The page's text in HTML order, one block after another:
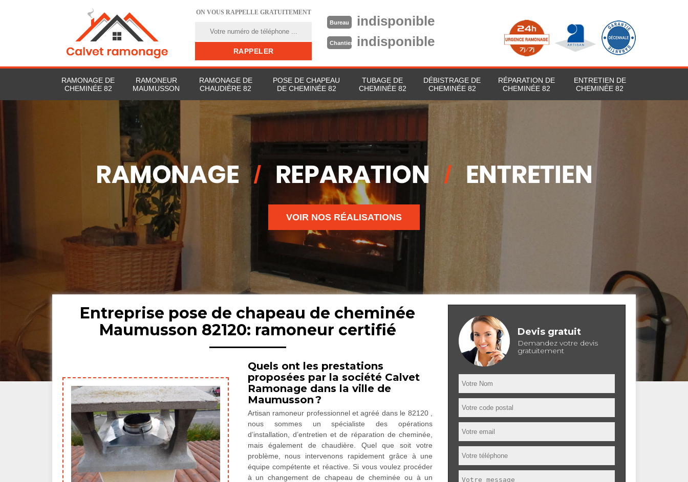
ON VOUS RAPPELLE GRATUITEMENT
Bureau indisponible
Chantier indisponible
RAMONAGE DE
CHEMINÉE 82
RAMONEUR
MAUMUSSON
RAMONAGE DE
CHAUDIÈRE 82
POSE DE CHAPEAU
DE CHEMINÉE 82
TUBAGE DE
CHEMINÉE 82
DÉBISTRAGE DE
CHEMINÉE 82
RÉPARATION DE
CHEMINÉE 82
ENTRETIEN DE
CHEMINÉE 82
VOIR NOS RÉALISATIONS
Entreprise pose de chapeau de cheminée
Maumusson 82120: ramoneur certifié
Quels ont les prestations
proposées par la société Calvet
Ramonage dans la ville de
Maumusson ?
Artisan ramoneur professionnel et agréé dans le 82120 ,
nous sommes un spécialiste des opérations
d’installation, d’entretien et de réparation de cheminée,
mais également de chaudière. Quel que soit votre
problème, nous intervenons rapidement grâce à une
équipe compétente et réactive. Si vous voulez procéder
à un changement de chapeau de cheminée ou à un
Devis gratuit
Demandez votre devis
gratuitement